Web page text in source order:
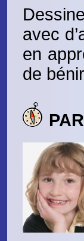
avec
en
de